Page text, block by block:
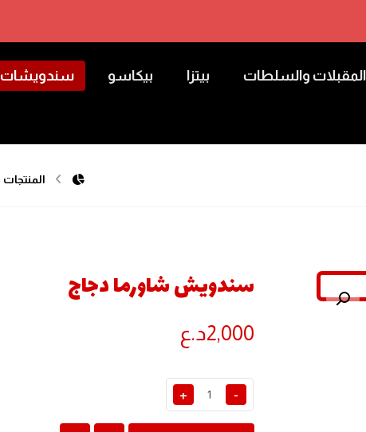
المقبلات والسلطات بيتزا بيكاسو سندويشات
المنتجات
سندويش شاورما دجاج
2,000د.ع
-
+